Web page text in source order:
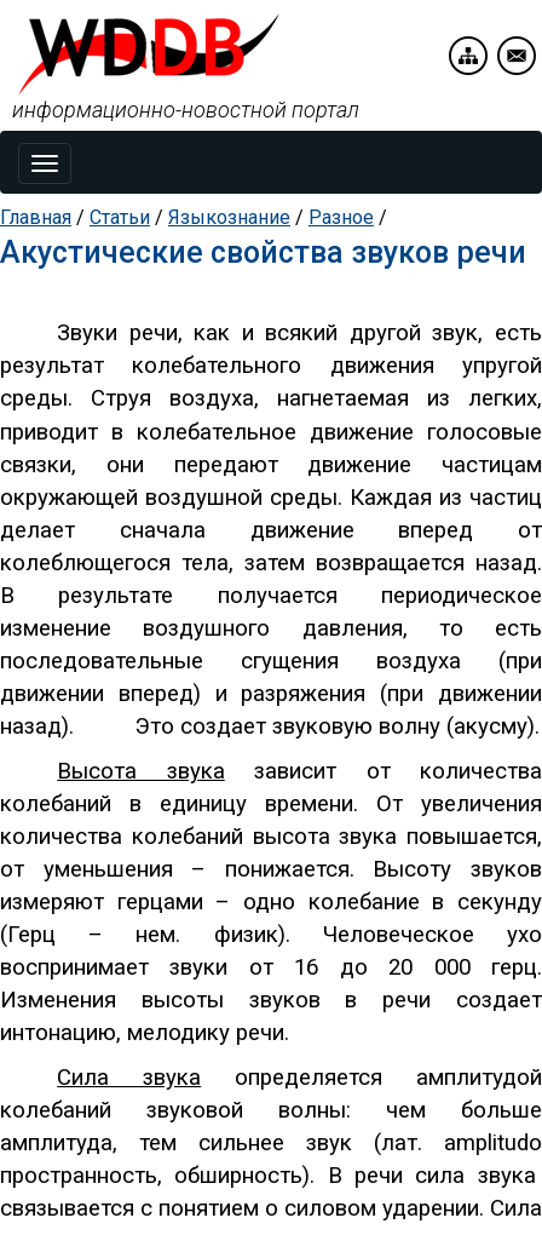
Toggle
navigation
информационно-новостной портал
Главная / Статьи / Языкознание / Разное /
Акустические свойства звуков речи
Звуки речи, как и всякий другой звук, есть
результат колебательного движения упругой
среды. Струя воздуха, нагнетаемая из легких,
приводит в колебательное движение голосовые
связки, они передают движение частицам
окружающей воздушной среды. Каждая из частиц
делает сначала движение вперед от
колеблющегося тела, затем возвращается назад.
В результате получается периодическое
изменение воздушного давления, то есть
последовательные сгущения воздуха (при
движении вперед) и разряжения (при движении
назад).
Это создает звуковую волну (акусму).
Высота звука зависит от количества
колебаний в единицу времени. От увеличения
количества колебаний высота звука повышается,
от уменьшения – понижается. Высоту звуков
измеряют герцами – одно колебание в секунду
(Герц – нем. физик). Человеческое ухо
воспринимает звуки от 16 до 20 000 герц.
Изменения высоты звуков в речи создает
интонацию, мелодику речи.
Сила звука определяется амплитудой
колебаний звуковой волны: чем больше
амплитуда, тем сильнее звук (лат. amplitudo
пространность, обширность). В речи сила звука
связывается с понятием о силовом ударении. Сила